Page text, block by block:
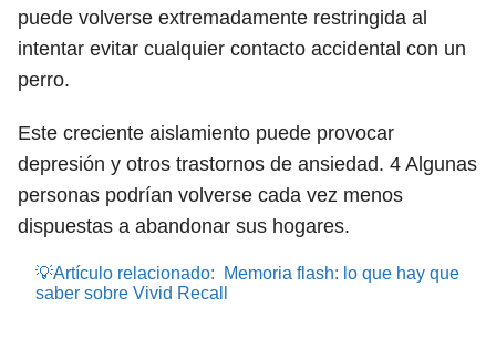
puede volverse extremadamente restringida al
intentar evitar cualquier contacto accidental con un
perro.
Este creciente aislamiento puede provocar
depresión y otros trastornos de ansiedad. 4 Algunas
personas podrían volverse cada vez menos
dispuestas a abandonar sus hogares.
💡Artículo relacionado:
Memoria flash: lo que hay que
saber sobre Vivid Recall